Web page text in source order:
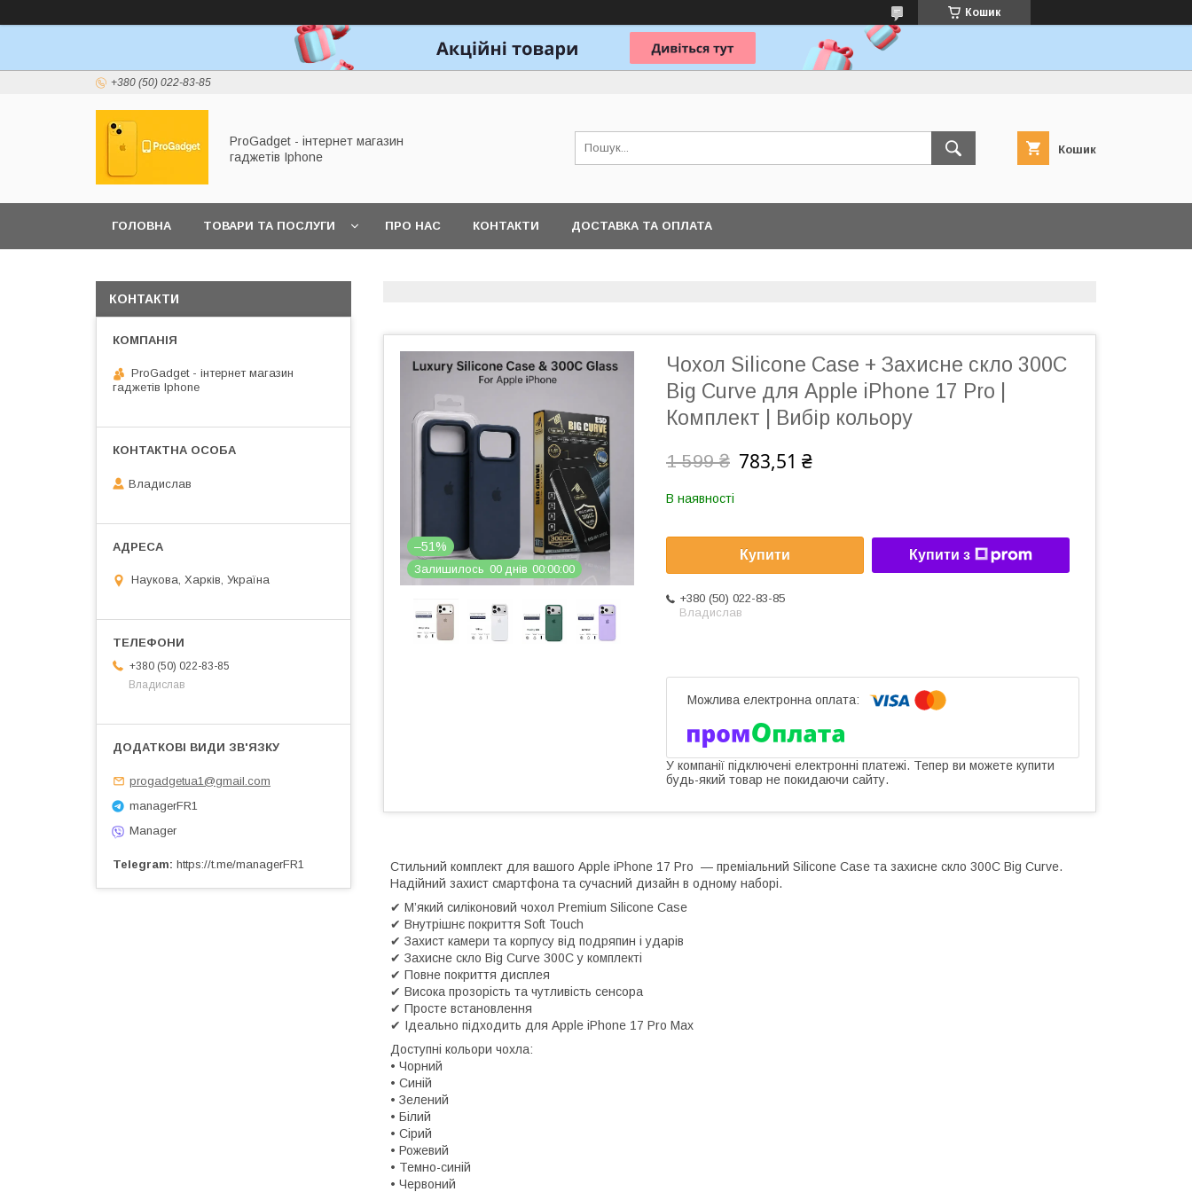
Кошик
+380 (50) 022-83-85
ProGadget - iнтернет магазин
гаджетів Iphone
Кошик
ГОЛОВНА ТОВАРИ ТА ПОСЛУГИ ПРО НАС КОНТАКТИ ДОСТАВКА ТА ОПЛАТА
–51%
Залишилось 00 днів 00 00 00
Чохол Silicone Case + Захисне скло 300C
Big Curve для Apple iPhone 17 Pro |
Комплект | Вибір кольору
1 599 ₴ 783,51 ₴
В наявності
Купити Купити з
+380 (50) 022-83-85
Владислав
У компанії підключені електронні платежі. Тепер ви можете купити
будь-який товар не покидаючи сайту.
Стильний комплект для вашого Apple iPhone 17 Pro — преміальний Silicone Case та захисне скло 300C Big Curve.
Надійний захист смартфона та сучасний дизайн в одному наборі.
✔ М’який силіконовий чохол Premium Silicone Case
✔ Внутрішнє покриття Soft Touch
✔ Захист камери та корпусу від подряпин і ударів
✔ Захисне скло Big Curve 300C у комплекті
✔ Повне покриття дисплея
✔ Висока прозорість та чутливість сенсора
✔ Просте встановлення
✔ Ідеально підходить для Apple iPhone 17 Pro Max
Доступні кольори чохла:
• Чорний
• Синій
• Зелений
• Білий
• Сірий
• Рожевий
• Темно-синій
• Червоний
КОНТАКТИ
ProGadget - iнтернет магазин
гаджетів Iphone
Владислав
Наукова, Харків, Україна
+380 (50) 022-83-85
Владислав
progadgetua1@gmail.com
managerFR1
Manager
Telegram https://t.me/managerFR1